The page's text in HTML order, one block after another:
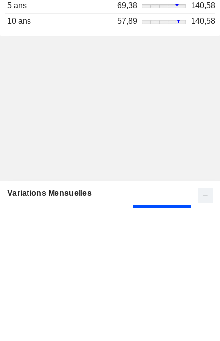
5 ans
69,38
140,58
10 ans
57,89 140,58
Variations Mensuelles